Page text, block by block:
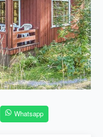
Whatsapp